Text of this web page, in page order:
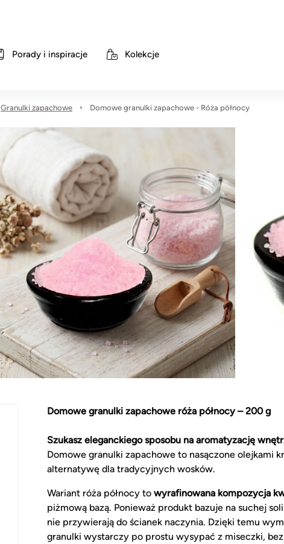
Porady i inspiracje Kolekcje
Granulki zapachowe Domowe granulki zapachowe - Róża północy
Domowe granulki zapachowe róża północy – 200 g
Szukasz eleganckiego sposobu na aromatyzację
Domowe granulki zapachowe to nasączone olejkami
alternatywę dla tradycyjnych wosków.
Wariant róża północy to wyrafinowana kompozycja
piżmową bazą. Ponieważ produkt bazuje na suchej
nie przywierają do ścianek naczynia. Dzięki temu
granulki wystarczy po prostu wysypać z miseczki,